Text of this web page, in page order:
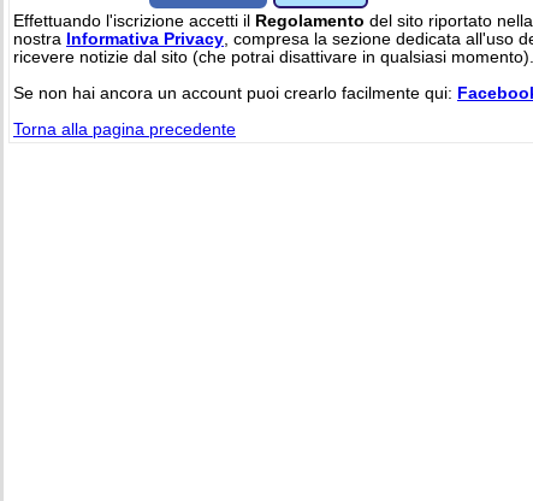
Effettuando l'iscrizione accetti il Regolamento del sito riportato nella
nostra Informativa Privacy , compresa la sezione dedicata all'uso
ricevere notizie dal sito (che potrai disattivare in qualsiasi momento).
Se non hai ancora un account puoi crearlo facilmente qui:
Torna alla pagina precedente